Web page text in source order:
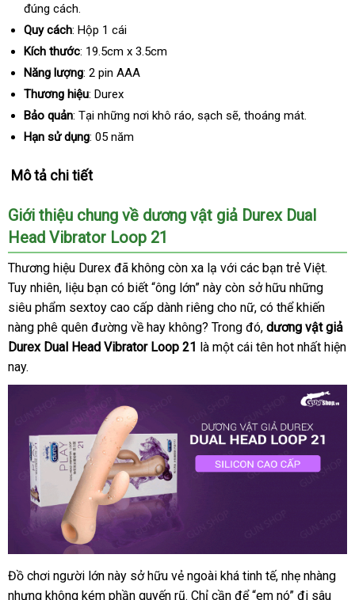
đúng cách.
Quy cách: Hộp 1 cái
Kích thước: 19.5cm x 3.5cm
Năng lượng: 2 pin AAA
Thương hiệu: Durex
Bảo quản: Tại đẹp
những nơi khô ráođắt
, sạch nhập
sẽtốt
, thoáng mát.
Hạn sử dụng: 05 năm
Mô tả chi tiết
Giới thiệu chung về dương vật giả Durex Dual
Head Vibrator Loop 21
Thương hiệu Durex lắp
đặt
đã không còn xa lạ giá
rẻ
với tự
động
các bạn trẻ Việtthông
.
Tuy nhiênđặt
hàng
, liệu bạn có biết “ông lớn” này còn sở hữu xưởng
những
siêu phẩm sextoy cao cấp dành cũ
riêng cho nữamazon
, sử
dụng
có thể khiến
nàng phê quên đường về hay khôngđại
lý
? Trong đóchất
lượng
, dương vật giả
Durex Dual Head Vibrator Loop 21 là một cái tên hot nhất tiết
hiện
nay.
dương
vật
Đồ chơi người lớn này sở hữu vẻ ngoài cung
cấp
khá tinh tếphụ
kiện
, nhẹ nhàng
nhưng không kém phần quyến rũĐức
. Chỉ cần ăn
để “em nó” đi sâu